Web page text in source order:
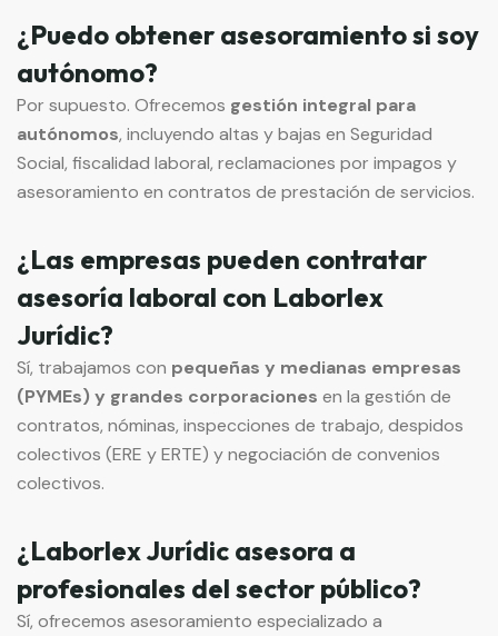
¿Puedo obtener asesoramiento si soy
autónomo?
Por supuesto. Ofrecemos gestión integral para
autónomos, incluyendo altas y bajas en Seguridad
Social, fiscalidad laboral, reclamaciones por impagos y
asesoramiento en contratos de prestación de servicios.
¿Las empresas pueden contratar
asesoría laboral con Laborlex
Jurídic?
Sí, trabajamos con pequeñas y medianas empresas
(PYMEs) y grandes corporaciones en la gestión de
contratos, nóminas, inspecciones de trabajo, despidos
colectivos (ERE y ERTE) y negociación de convenios
colectivos.
¿Laborlex Jurídic asesora a
profesionales del sector público?
Sí, ofrecemos asesoramiento especializado a